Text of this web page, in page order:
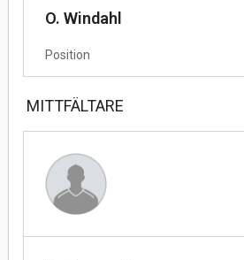
O. Windahl
Position
MITTFÄLTARE